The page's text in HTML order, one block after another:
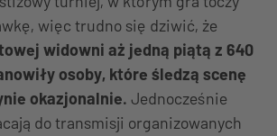
więc trudno się dziwić, że
widowni aż jedną piątą z 640
osoby, które śledzą scenę
okazjonalnie. Jednocześnie
do transmisji organizowanych